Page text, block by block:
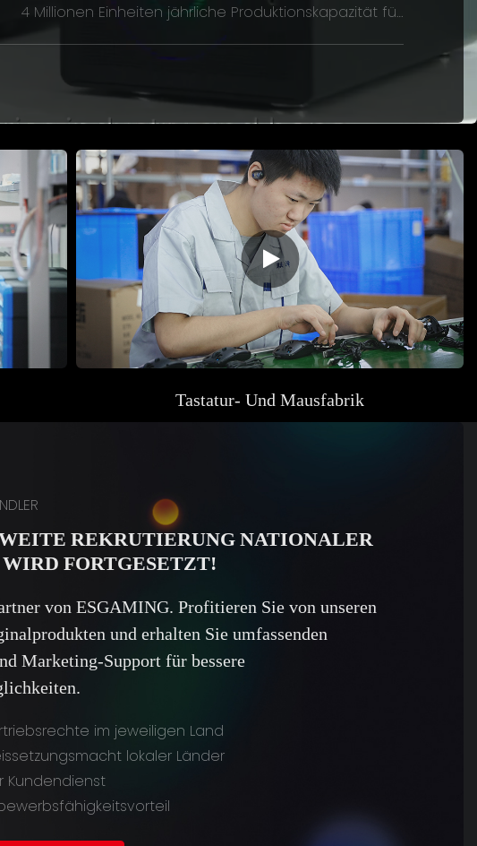
4 Millionen Einheiten jährliche Produktionskapazität für
Tastatur- UndMausfabrik
REKRUTIERUNG NATIONALER
FORTGESETZT!
von ESGAMING. Profitieren Sie von unseren
und erhalten Sie umfassenden
Marketing-Support für bessere
im jeweiligen Land
lokaler Länder
Kundendienst